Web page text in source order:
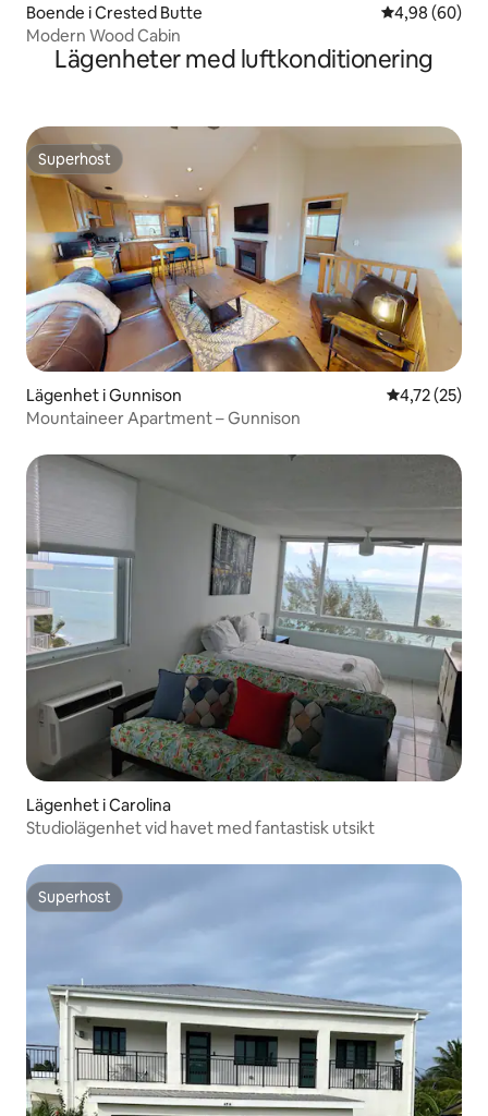
Boende i Crested Butte 4,98 av 5 i
4,98 (60)
Modern Wood Cabin
Lägenheter med luftkonditionering
Superhost
Superhost
Lägenhet i Gunnison 4,72 av 5 i
4,72 (25)
Mountaineer Apartment – Gunnison
Lägenhet i Carolina
Studiolägenhet vid havet med fantastisk utsikt
Superhost
Superhost